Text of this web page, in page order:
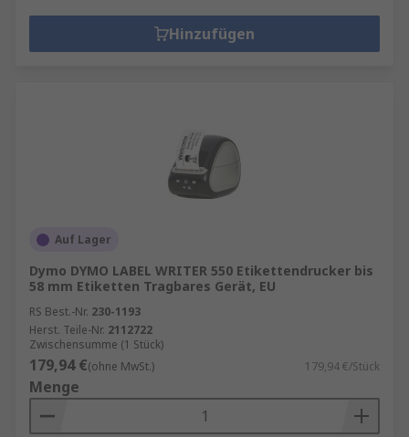
Hinzufügen
Auf Lager
Dymo DYMO LABEL WRITER 550 Etikettendrucker bis
58 mm Etiketten Tragbares Gerät, EU
RS Best.-Nr. 230-1193
Herst. Teile-Nr. 2112722
Zwischensumme (1 Stück)
179,94 €(ohne MwSt.) 179,94 €/Stück
Menge